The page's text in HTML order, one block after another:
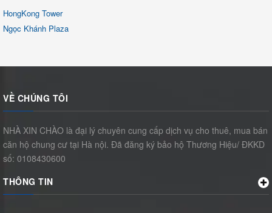
HongKong Tower
Ngọc Khánh Plaza
VỀ CHÚNG TÔI
NHÀ XIN CHÀO là đại lý chuyên cung cấp dịch vụ cho thuê, mua bán
căn hộ chung cư tại Hà nội. Đã đăng ký bảo hộ Thương Hiệu/ ĐKKD
số: 0108430600
THÔNG TIN